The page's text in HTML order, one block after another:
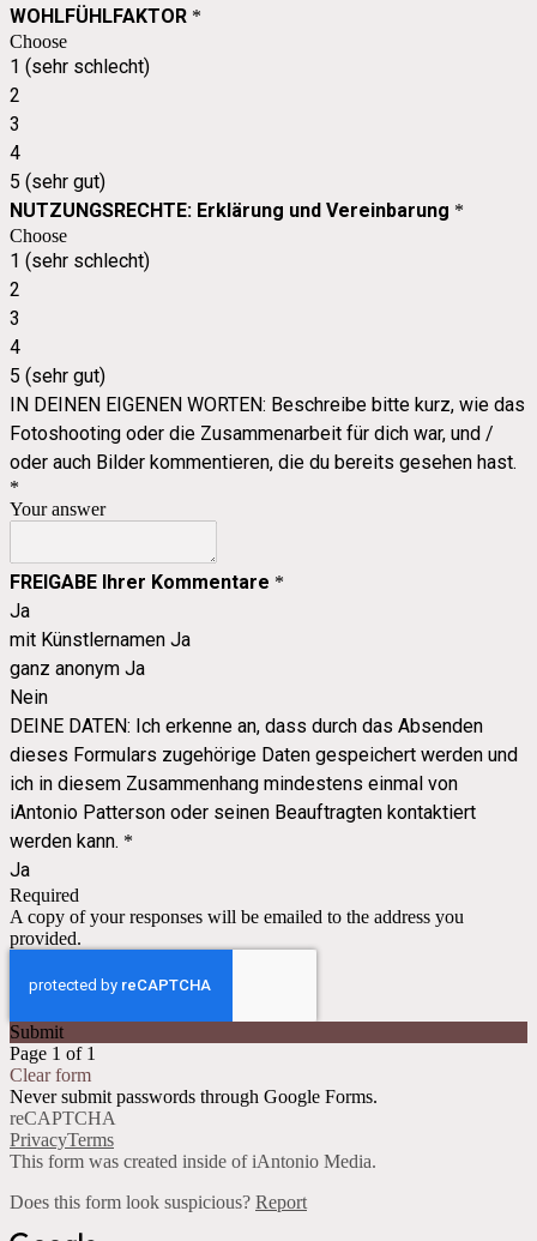
WOHLFÜHLFAKTOR *
Choose
1 (sehr schlecht)
2
3
4
5 (sehr gut)
NUTZUNGSRECHTE: Erklärung und Vereinbarung *
Choose
1 (sehr schlecht)
2
3
4
5 (sehr gut)
IN DEINEN EIGENEN WORTEN: Beschreibe bitte kurz, wie das
Fotoshooting oder die Zusammenarbeit für dich war, und /
oder auch Bilder kommentieren, die du bereits gesehen hast.
*
Your answer
FREIGABE Ihrer Kommentare *
Ja
mit Künstlernamen Ja
ganz anonym Ja
Nein
DEINE DATEN: Ich erkenne an, dass durch das Absenden
dieses Formulars zugehörige Daten gespeichert werden und
ich in diesem Zusammenhang mindestens einmal von
iAntonio Patterson oder seinen Beauftragten kontaktiert
werden kann. *
Ja
Required
A copy of your responses will be emailed to the address you
provided.
Submit
Page 1 of 1
Clear form
Never submit passwords through Google Forms.
reCAPTCHA
PrivacyTerms
This form was created inside of iAntonio Media.
Does this form look suspicious? Report